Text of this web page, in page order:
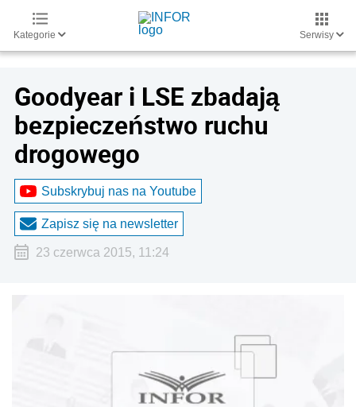
Kategorie Serwisy
Goodyear i LSE zbadają
bezpieczeństwo ruchu
drogowego
Subskrybuj nas na Youtube
Zapisz się na newsletter
23 czerwca 2015, 11:24